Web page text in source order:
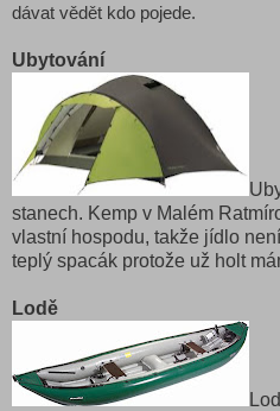
dávat vědět kdo pojede.
Ubytování
stanech. Kemp v Malém
vlastní hospodu, takže jídlo
teplý spacák protože už holt
Lodě